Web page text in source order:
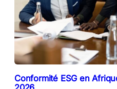
Conformité ESG en